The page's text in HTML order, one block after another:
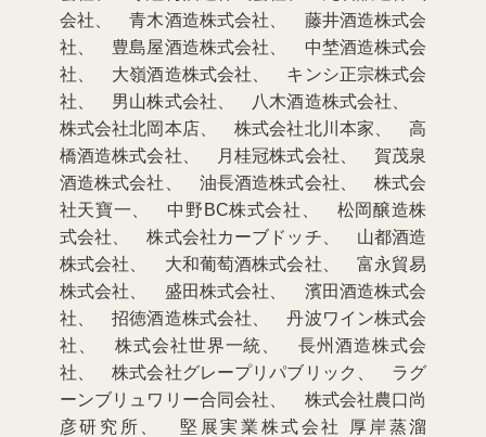
会社、 青木酒造株式会社、 藤井酒造株式会
社、 豊島屋酒造株式会社、 中埜酒造株式会
社、 大嶺酒造株式会社、 キンシ正宗株式会
社、 男山株式会社、 八木酒造株式会社、
株式会社北岡本店、 株式会社北川本家、 高
橋酒造株式会社、 月桂冠株式会社、 賀茂泉
酒造株式会社、 油長酒造株式会社、 株式会
社天寶⼀、 中野BC株式会社、 松岡醸造株
式会社、 株式会社カーブドッチ、 山都酒造
株式会社、 大和葡萄酒株式会社、 富永貿易
株式会社、 盛田株式会社、 濱田酒造株式会
社、 招徳酒造株式会社、 丹波ワイン株式会
社、 株式会社世界一統、 長州酒造株式会
社、 株式会社グレープリパブリック、 ラグ
ーンブリュワリー合同会社、 株式会社農口尚
彦研究所、 堅展実業株式会社 厚岸蒸溜